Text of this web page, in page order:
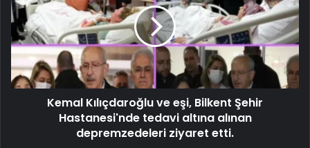
Kemal Kılıçdaroğlu ve eşi, Bilkent Şehir
Hastanesi'nde tedavi altına alınan
depremzedeleri ziyaret etti.